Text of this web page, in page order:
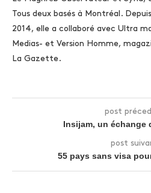
Tous deux basés à Montréal.
2014, elle a collaboré avec Ultra
Medias- et Version Homme,
La Gazette.
post
Insijam, un échange
post
55 pays sans visa